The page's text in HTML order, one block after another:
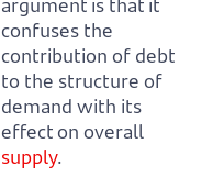
argument is that it
confuses the
contribution of debt
to the structure of
demand with its
effect on overall
supply.